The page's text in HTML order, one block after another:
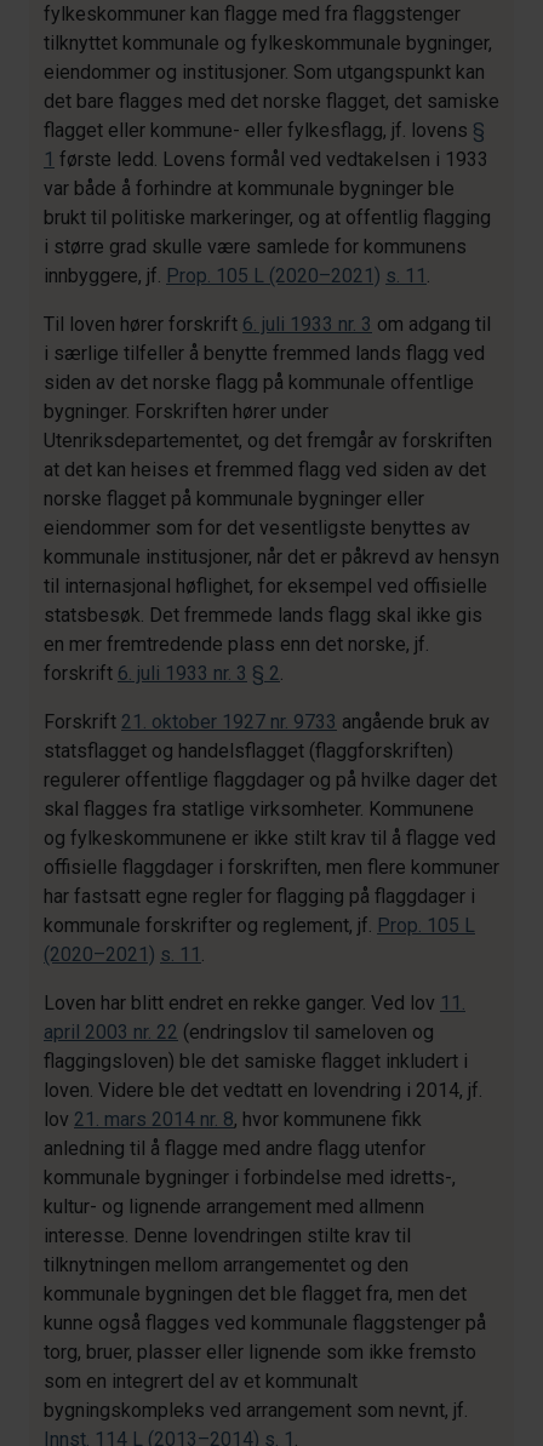
fylkeskommuner kan flagge med fra flaggstenger
tilknyttet kommunale og fylkeskommunale bygninger,
eiendommer og institusjoner. Som utgangspunkt kan
det bare flagges med det norske flagget, det samiske
flagget eller kommune- eller fylkesflagg, jf. lovens §
1 første ledd. Lovens formål ved vedtakelsen i 1933
var både å forhindre at kommunale bygninger ble
brukt til politiske markeringer, og at offentlig flagging
i større grad skulle være samlede for kommunens
innbyggere, jf. Prop. 105 L (2020–2021) s. 11 .
Til loven hører forskrift 6. juli 1933 nr. 3 om adgang til
i særlige tilfeller å benytte fremmed lands flagg ved
siden av det norske flagg på kommunale offentlige
bygninger. Forskriften hører under
Utenriksdepartementet, og det fremgår av forskriften
at det kan heises et fremmed flagg ved siden av det
norske flagget på kommunale bygninger eller
eiendommer som for det vesentligste benyttes av
kommunale institusjoner, når det er påkrevd av hensyn
til internasjonal høflighet, for eksempel ved offisielle
statsbesøk. Det fremmede lands flagg skal ikke gis
en mer fremtredende plass enn det norske, jf.
forskrift 6. juli 1933 nr. 3 § 2.
Forskrift 21. oktober 1927 nr. 9733 angående bruk av
statsflagget og handelsflagget (flaggforskriften)
regulerer offentlige flaggdager og på hvilke dager det
skal flagges fra statlige virksomheter. Kommunene
og fylkeskommunene er ikke stilt krav til å flagge ved
offisielle flaggdager i forskriften, men flere kommuner
har fastsatt egne regler for flagging på flaggdager i
kommunale forskrifter og reglement, jf. Prop. 105 L
(2020–2021) s. 11 .
Loven har blitt endret en rekke ganger. Ved lov 11.
april 2003 nr. 22 (endringslov til sameloven og
flaggingsloven) ble det samiske flagget inkludert i
loven. Videre ble det vedtatt en lovendring i 2014, jf.
lov 21. mars 2014 nr. 8, hvor kommunene fikk
anledning til å flagge med andre flagg utenfor
kommunale bygninger i forbindelse med idretts-,
kultur- og lignende arrangement med allmenn
interesse. Denne lovendringen stilte krav til
tilknytningen mellom arrangementet og den
kommunale bygningen det ble flagget fra, men det
kunne også flagges ved kommunale flaggstenger på
torg, bruer, plasser eller lignende som ikke fremsto
som en integrert del av et kommunalt
bygningskompleks ved arrangement som nevnt, jf.
Innst. 114 L (2013–2014) s. 1 .